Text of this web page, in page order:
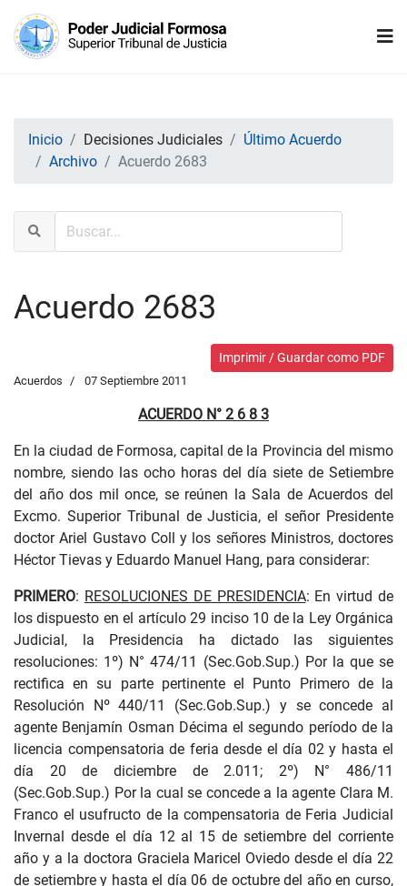
Inicio Decisiones Judiciales
Último Acuerdo
Archivo
Acuerdo 2683
Acuerdo 2683
Imprimir / Guardar como PDF
Acuerdos 07 Septiembre 2011
ACUERDO N° 2 6 8 3
En la ciudad de Formosa, capital de la Provincia del mismo
nombre, siendo las ocho horas del día siete de Setiembre
del año dos mil once, se reúnen la Sala de Acuerdos del
Excmo. Superior Tribunal de Justicia, el señor Presidente
doctor Ariel Gustavo Coll y los señores Ministros, doctores
Héctor Tievas y Eduardo Manuel Hang, para considerar:
PRIMERO: RESOLUCIONES DE PRESIDENCIA: En virtud de
los dispuesto en el artículo 29 inciso 10 de la Ley Orgánica
Judicial, la Presidencia ha dictado las siguientes
resoluciones: 1º) N° 474/11 (Sec.Gob.Sup.) Por la que se
rectifica en su parte pertinente el Punto Primero de la
Resolución Nº 440/11 (Sec.Gob.Sup.) y se concede al
agente Benjamín Osman Décima el segundo período de la
licencia compensatoria de feria desde el día 02 y hasta el
día 20 de diciembre de 2.011; 2º) N° 486/11
(Sec.Gob.Sup.) Por la cual se concede a la agente Clara M.
Franco el usufructo de la compensatoria de Feria Judicial
Invernal desde el día 12 al 15 de setiembre del corriente
año y a la doctora Graciela Maricel Oviedo desde el día 22
de setiembre y hasta el día 06 de octubre del año en curso,